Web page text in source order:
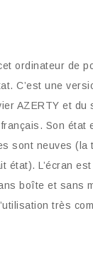
ordinateur de
C’est une
AZERTY et du
français. Son état
sont neuves (la
état). L’écran
boîte et sans
très